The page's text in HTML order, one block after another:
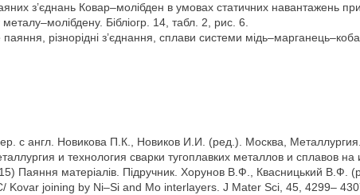
з’єднань Ковар–молібден в умовах статичних навантажень
Бібліогр. 14, табл. 2, рис. 6.
різнорідні з’єднання, сплави системи
с англ. Новикова П.К., Новиков И.И. (ред.). Москва, Металлургия.
и технология сварки тугоплавких металлов и сплавов на
Паяння матеріалів. Підручник. Хорунов В.Ф., Квасницький В.Ф.
Kovar joining by Ni–Si and Mo interlayers. J Mater Sci, 45, 4299–